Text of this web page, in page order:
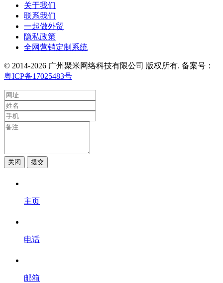
关于我们
联系我们
一起做外贸
隐私政策
全网营销定制系统
© 2014-2026 广州聚米网络科技有限公司 版权所有. 备案号：
粤ICP备17025483号
关闭 提交
主页
电话
邮箱